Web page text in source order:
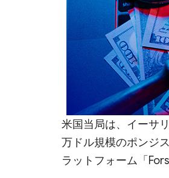
米国当局は、イーサ
万ドル規模のポンジ
ラットフォーム「